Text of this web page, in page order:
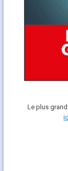
Le plus